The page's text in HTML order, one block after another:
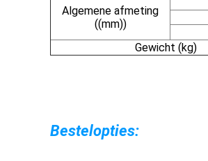
Algemene afmeting
((mm))
Gewicht (kg)
Bestelopties: